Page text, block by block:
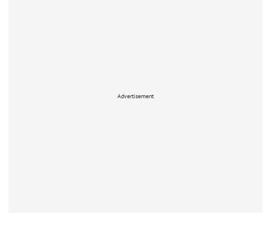
Advertisement